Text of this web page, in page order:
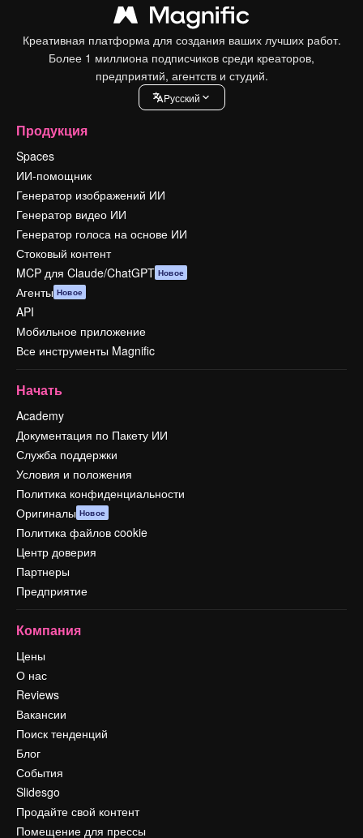
Креативная платформа для создания ваших лучших работ.
Более 1 миллиона подписчиков среди креаторов,
предприятий, агентств и студий.
Pусский
Продукция
Spaces
ИИ-помощник
Генератор изображений ИИ
Генератор видео ИИ
Генератор голоса на основе ИИ
Стоковый контент
MCP для Claude/ChatGPT Новое
Агенты Новое
API
Мобильное приложение
Все инструменты Magnific
Начать
Academy
Документация по Пакету ИИ
Служба поддержки
Условия и положения
Политика конфиденциальности
Оригиналы Новое
Политика файлов cookie
Центр доверия
Партнеры
Предприятие
Компания
Цены
О нас
Reviews
Вакансии
Поиск тенденций
Блог
События
Slidesgo
Продайте свой контент
Помещение для прессы